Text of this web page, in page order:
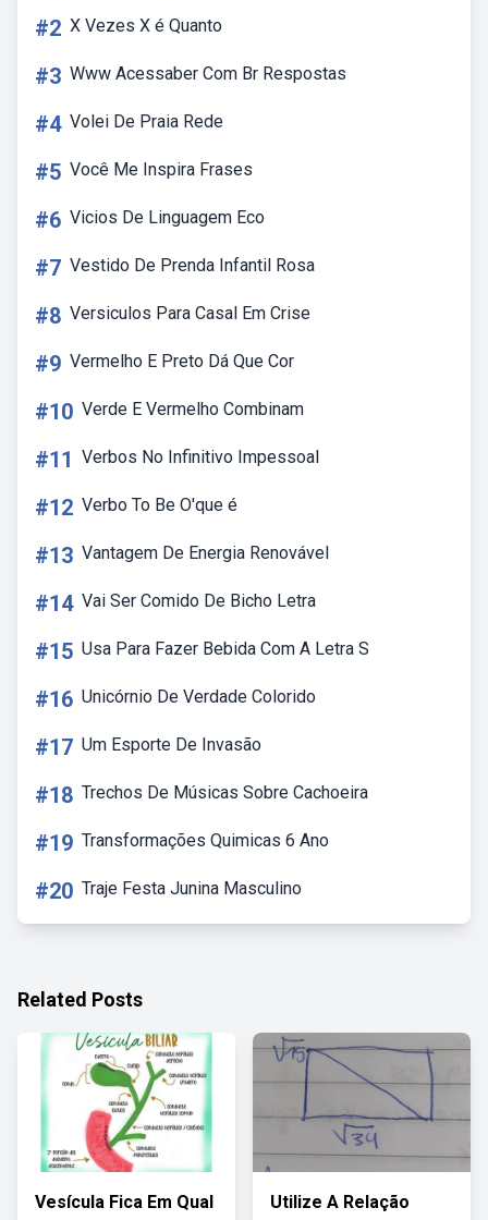
#2 X Vezes X é Quanto
#3 Www Acessaber Com Br Respostas
#4 Volei De Praia Rede
#5 Você Me Inspira Frases
#6 Vicios De Linguagem Eco
#7 Vestido De Prenda Infantil Rosa
#8 Versiculos Para Casal Em Crise
#9 Vermelho E Preto Dá Que Cor
#10 Verde E Vermelho Combinam
#11 Verbos No Infinitivo Impessoal
#12 Verbo To Be O'que é
#13 Vantagem De Energia Renovável
#14 Vai Ser Comido De Bicho Letra
#15 Usa Para Fazer Bebida Com A Letra S
#16 Unicórnio De Verdade Colorido
#17 Um Esporte De Invasão
#18 Trechos De Músicas Sobre Cachoeira
#19 Transformações Quimicas 6 Ano
#20 Traje Festa Junina Masculino
Related Posts
Vesícula Fica Em Qual
Utilize A Relação